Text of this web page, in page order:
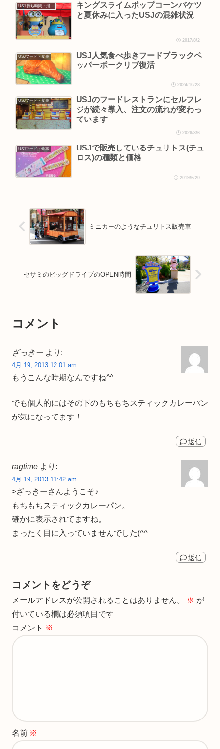
USJ 待ち時間・混雑情報
キングスライムポップコーンバケツ
と夏休みに入ったUSJの混雑状況
2017/8/2
USJフード・食事
USJ人気食べ歩きフードブラックペ
ッパーポークリブ復活
2024/10/28
USJフード・食事
USJのフードレストランにセルフレ
ジが続々導入、注文の流れが変わっ
ています
2026/3/6
USJフード・食事
USJで販売しているチュリトス(チュ
ロス)の種類と価格
2019/6/20
ミニカーのようなチュリトス販売車
セサミのビッグドライブのOPEN時間
コメント
ざっきー より:
4月 19, 2013 12:01 am
もうこんな時期なんですね^^
でも個人的にはその下のもちもちスティックカレーパン
が気になってます！
返信
ragtime より:
4月 19, 2013 11:42 am
>ざっきーさんようこそ♪
もちもちスティックカレーパン。
確かに表示されてますね。
まったく目に入っていませんでした(^^ゞ
返信
コメントをどうぞ
メールアドレスが公開されることはありません。 ※ が
付いている欄は必須項目です
コメント ※
名前 ※